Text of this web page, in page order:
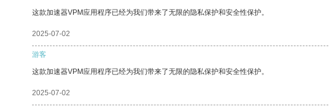
这款加速器VPM应用程序已经为我们带来了无限的隐私保护和安全性保护。
2025-07-02
游客
这款加速器VPM应用程序已经为我们带来了无限的隐私保护和安全性保护。
2025-07-02